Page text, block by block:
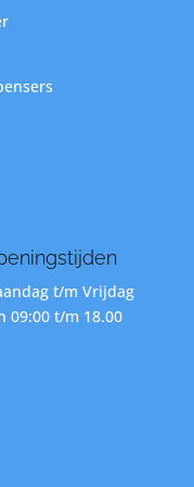
t/m Vrijdag
09:00 t/m 18.00